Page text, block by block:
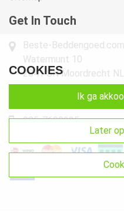
Get In Touch
Beste-Beddengoed.com
Watermunt 10
2841 SN Moordrecht NL
info@beste-
085-7609235
COOKIES
ik ga
later